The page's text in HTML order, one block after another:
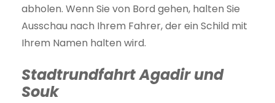
abholen. Wenn Sie von Bord gehen, halten Sie
Ausschau nach Ihrem Fahrer, der ein Schild mit
Ihrem Namen halten wird.
Stadtrundfahrt Agadir und
Souk